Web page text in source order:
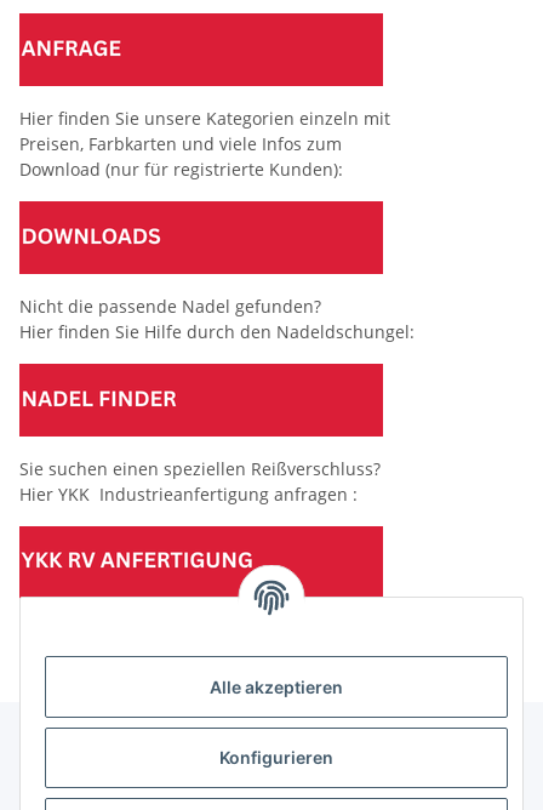
Alle akzeptieren
Konfigurieren
Hier finden Sie unsere Kategorien einzeln mit
Preisen, Farbkarten und viele Infos zum
Download (nur für registrierte Kunden):
Nicht die passende Nadel gefunden?
Hier finden Sie Hilfe durch den Nadeldschungel:
Sie suchen einen speziellen Reißverschluss?
Hier YKK Industrieanfertigung anfragen :
(Mindesttabnahmemenge 10 Stück je Länge und Farbe)
Informationen